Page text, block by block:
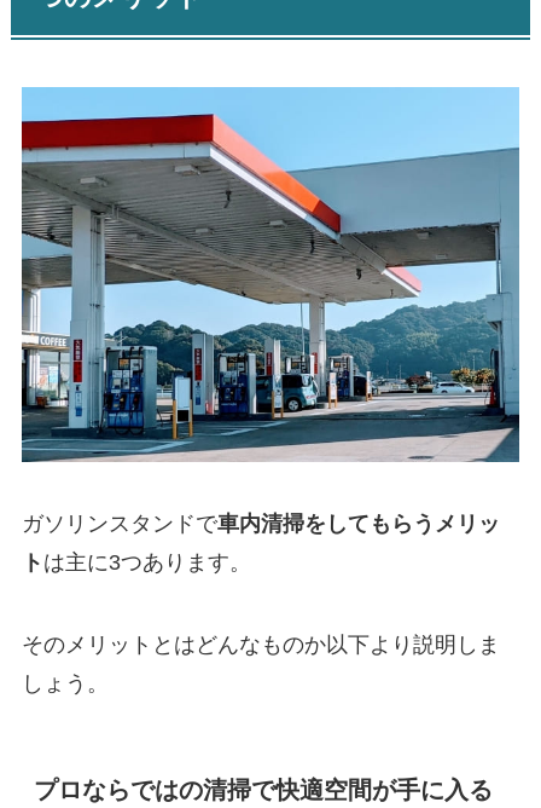
ガソリンスタンドで車内清掃をしてもらうメリッ
ト は主に3つあります。
そのメリットとはどんなものか以下より説明しま
しょう。
プロならではの清掃で快適空間が手に入る